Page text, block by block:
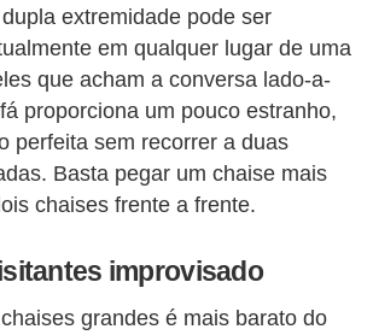
extremidade pode ser
em qualquer lugar de uma
que acham a conversa lado-a-
proporciona um pouco estranho,
perfeita sem recorrer a duas
Basta pegar um chaise mais
chaises frente a frente.
improvisado
grandes é mais barato do